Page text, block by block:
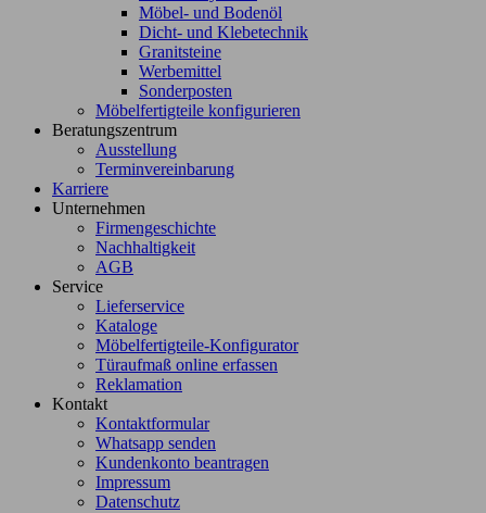
Möbel- und Bodenöl
Dicht- und Klebetechnik
Granitsteine
Werbemittel
Sonderposten
Möbelfertigteile konfigurieren
Beratungszentrum
Ausstellung
Terminvereinbarung
Karriere
Unternehmen
Firmengeschichte
Nachhaltigkeit
AGB
Service
Lieferservice
Kataloge
Möbelfertigteile-Konfigurator
Türaufmaß online erfassen
Reklamation
Kontakt
Kontaktformular
Whatsapp senden
Kundenkonto beantragen
Impressum
Datenschutz